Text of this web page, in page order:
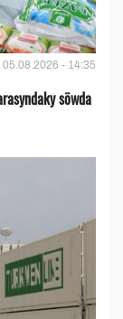
05.08.2026 - 14:35
söwda